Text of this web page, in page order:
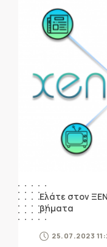
Ελάτε στον
βήματα
25.07.2023